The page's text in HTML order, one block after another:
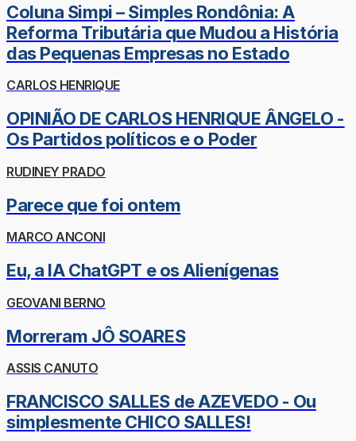
Coluna Simpi – Simples Rondônia: A
Reforma Tributária que Mudou a História
das Pequenas Empresas no Estado
CARLOS HENRIQUE
OPINIÃO DE CARLOS HENRIQUE ÂNGELO -
Os Partidos políticos e o Poder
RUDINEY PRADO
Parece que foi ontem
MARCO ANCONI
Eu, a IA ChatGPT e os Alienígenas
GEOVANI BERNO
Morreram JÔ SOARES
ASSIS CANUTO
FRANCISCO SALLES de AZEVEDO - Ou
simplesmente CHICO SALLES!